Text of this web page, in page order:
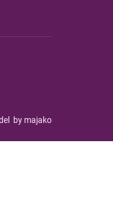
by majako